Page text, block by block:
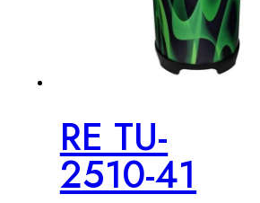
RE TU-
2510-41